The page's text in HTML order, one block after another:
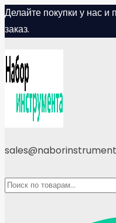
Skip
to
Делайте покупки у нас и
заказ.
Искать: